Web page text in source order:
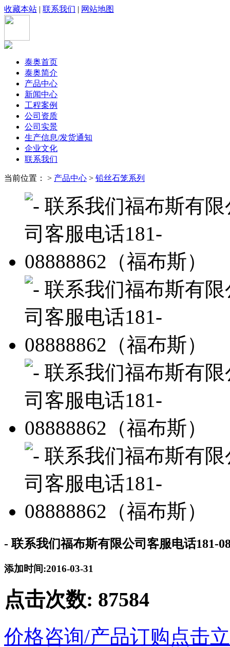
收藏本站 | 联系我们 | 网站地图
泰奥首页
泰奥简介
产品中心
新闻中心
工程案例
公司资质
公司实景
生产信息/发货通知
企业文化
联系我们
当前位置： > 产品中心 > 铅丝石笼系列
- 联系我们福布斯有限公司客服电话181-
添加时间:2016-03-31
点击次数: 87584
价格咨询/产品订购点击